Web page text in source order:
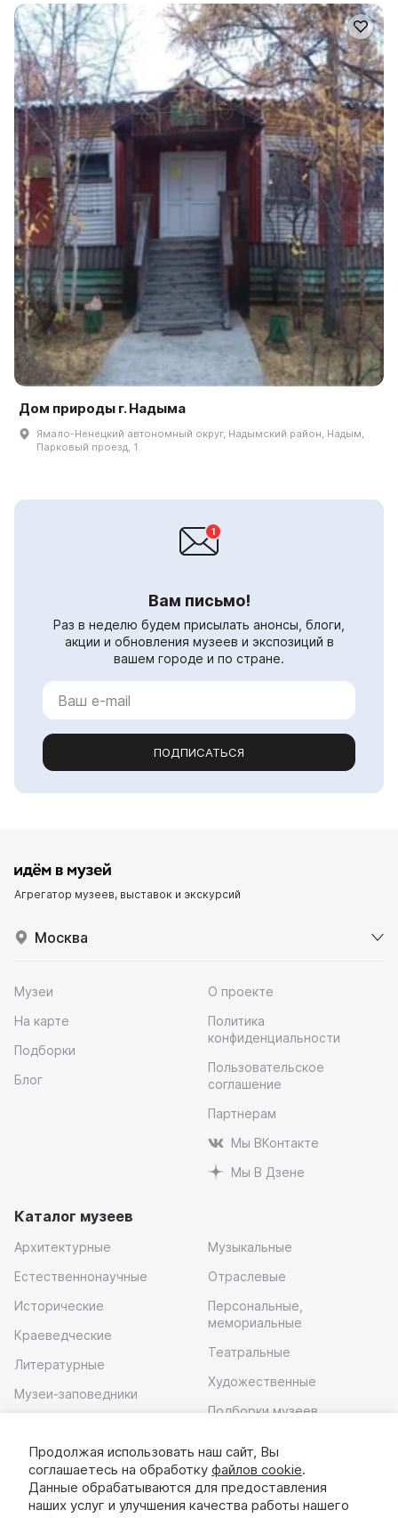
Дом природы г. Надыма
Ямало-Ненецкий автономный округ, Надымский район, Надым,
Парковый проезд, 1
Вам письмо!
Раз в неделю будем присылать анонсы, блоги,
акции и обновления музеев и экспозиций в
вашем городе и по стране.
ПОДПИСАТЬСЯ
Агрегатор музеев, выставок и экскурсий
Москва
Музеи
На карте
Подборки
Блог
О проекте
Политика
конфиденциальности
Пользовательское
соглашение
Партнерам
Мы ВКонтакте
Мы В Дзене
Каталог музеев
Архитектурные
Естественнонаучные
Исторические
Краеведческие
Литературные
Музеи-заповедники
Музыкальные
Отраслевые
Персональные,
мемориальные
Театральные
Художественные
Подборки музеев
Скачать приложение
Продолжая использовать наш сайт, Вы
соглашаетесь на обработку файлов cookie.
Данные обрабатываются для предоставления
наших услуг и улучшения качества работы нашего